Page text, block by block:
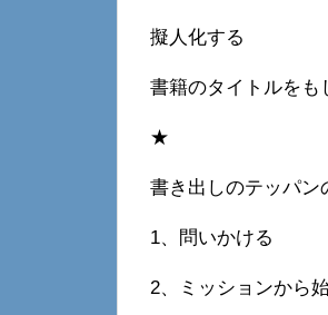
擬人化する
書籍のタイトルをも
★
書き出しのテッパン
1、問いかける
2、ミッションから